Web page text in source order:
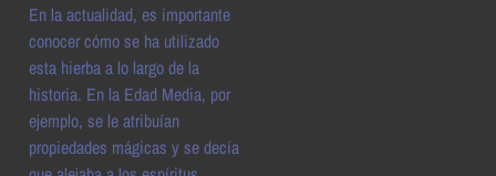
En la actualidad, es importante
conocer cómo se ha utilizado
esta hierba a lo largo de la
historia. En la Edad Media, por
ejemplo, se le atribuían
propiedades mágicas y se decía